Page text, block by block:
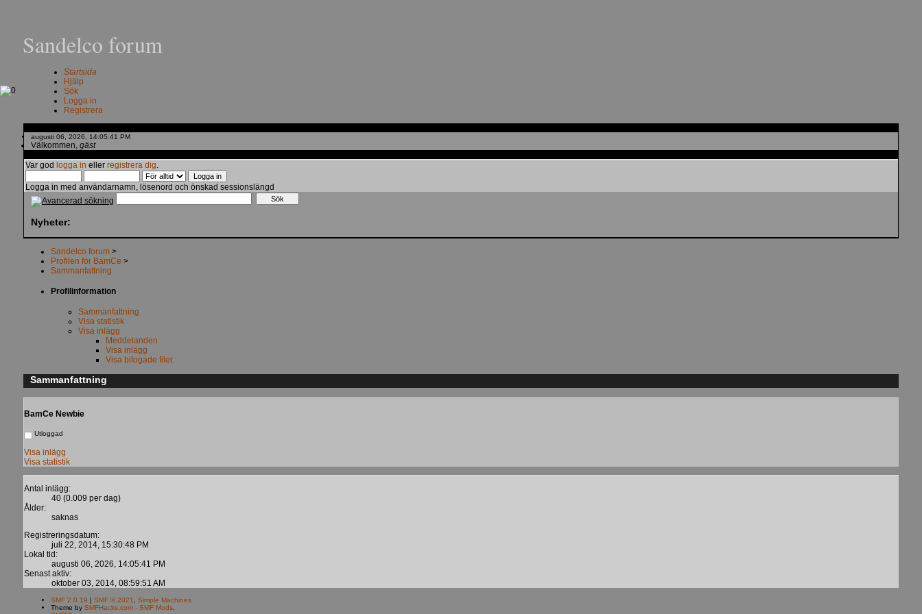
Sandelco forum
Startsida
Hjälp
Sök
Logga in
Registrera
augusti 06, 2026, 14:05:41 PM
Välkommen, gäst
Var god logga in eller registrera dig.
Logga in med användarnamn, lösenord och önskad sessionslängd
Nyheter:
Sandelco forum >
Profilen för BamCe >
Sammanfattning
Profilinformation
Sammanfattning
Visa statistik
Visa inlägg
Meddelanden
Visa inlägg
Visa bifogade filer.
Sammanfattning
BamCe Newbie
Utloggad
Visa inlägg
Visa statistik
Antal inlägg:
40 (0.009 per dag)
Ålder:
saknas
Registreringsdatum:
juli 22, 2014, 15:30:48 PM
Lokal tid:
augusti 06, 2026, 14:05:41 PM
Senast aktiv:
oktober 03, 2014, 08:59:51 AM
SMF 2.0.19 SMF © 2021, Simple Machines
Theme by SMFHacks.com - SMF Mods.